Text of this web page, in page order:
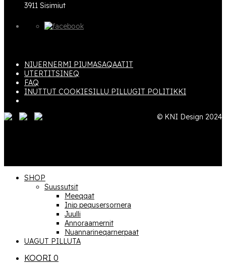
3911 Sisimiut
NIUERNERMI PIUMASAQAATIT
UTERTITSINEQ
FAQ
INUTTUT COOKIESILLU PILLUGIT POLITIKKI
© KNI Design 2024
SHOP
Suussutsit
Meeqqat
Inip pequsersornera
Juulli
Annoraamernit
Nuannari­­neqarnerpaat
UAGUT PILLUTA
KOORI 0